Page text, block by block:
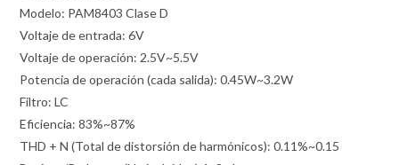
Modelo: PAM8403 Clase D
Voltaje de entrada: 6V
Voltaje de operación: 2.5V~5.5V
Potencia de operación (cada salida): 0.45W~3.2W
Filtro: LC
Eficiencia: 83%~87%
THD + N (Total de distorsión de harmónicos): 0.11%~0.15